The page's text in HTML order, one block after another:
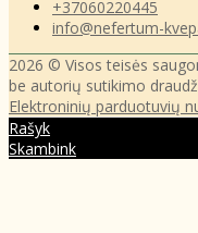
+37060220445
info@nefertum-
2026 © Visos teisės
be autorių sutikimo
Elektroninių parduotuvių
Rašyk
Skambink